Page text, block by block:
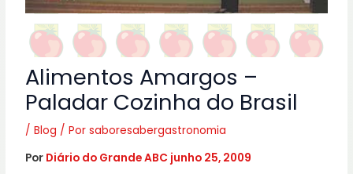
Alimentos Amargos –
Paladar Cozinha do Brasil
/Blog / Porsaboresabergastronomia
Por Diário do Grande ABC junho 25, 2009